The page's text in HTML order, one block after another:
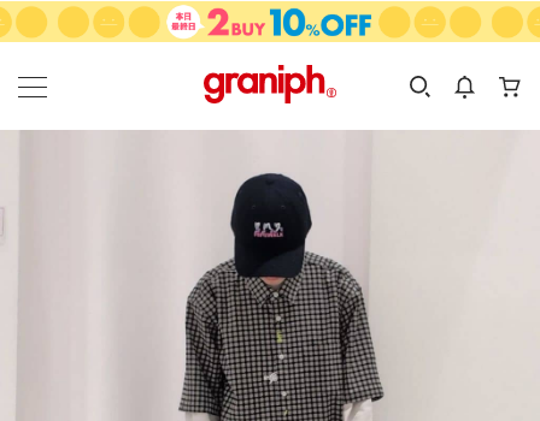
カテゴリーから探す
KIDS
カテゴリ
サイズ